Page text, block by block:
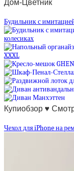
Дом-Цветник
Будильник с
колесиках
XXXL
Купиобзор ♥
Чехол для iPhone на